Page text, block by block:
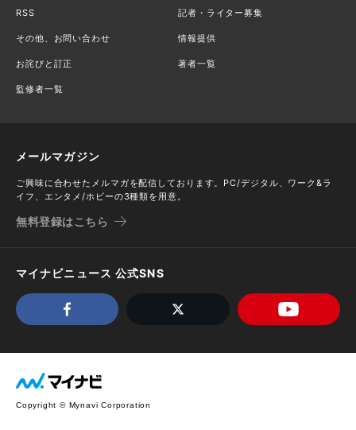
RSS 記者・ライター募集
その他、お問い合わせ 情報提供
お詫びと訂正 著者一覧
監修者一覧
メールマガジン
ご興味に合わせたメルマガを配信しております。PC/デジタル、ワーク&ラ
イフ、エンタメ/ホビーの3種類を用意。
無料登録はこちら
マイナビニュース 公式SNS
Copyright © Mynavi Corporation